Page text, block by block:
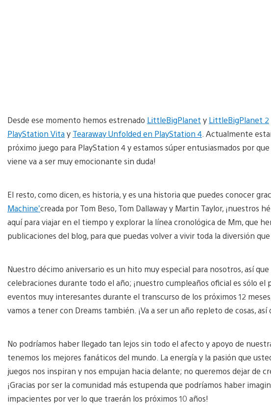
Desde ese momento hemos estrenado LittleBigPlanet y LittleBigPlanet 2
PlayStation Vitay Tearaway Unfolded en PlayStation 4 . Actualmente
próximo juego para PlayStation 4 y estamos súper entusiasmados por
viene va a ser muy emocionante sin duda!
El resto, como dicen, es historia, y es una historia que puedes conocer
Machine’creada por Tom Beso, Tom Dallaway y Martin Taylor, ¡nuestros
aquí para viajar en el tiempo y explorar la línea cronológica de Mm, que
publicaciones del blog, para que puedas volver a vivir toda la diversión
Nuestro décimo aniversario es un hito muy especial para nosotros, así
celebraciones durante todo el año; ¡nuestro cumpleaños oficial es sólo
eventos muy interesantes durante el transcurso de los próximos 12
vamos a tener con Dreams también. ¡Va a ser un año repleto de cosas,
No podríamos haber llegado tan lejos sin todo el afecto y apoyo de
tenemos los mejores fanáticos del mundo. La energía y la pasión que
juegos nos inspiran y nos empujan hacia delante; no queremos dejar de
¡Gracias por ser la comunidad más estupenda que podríamos haber
impacientes por ver lo que traerán los próximos 10 años!